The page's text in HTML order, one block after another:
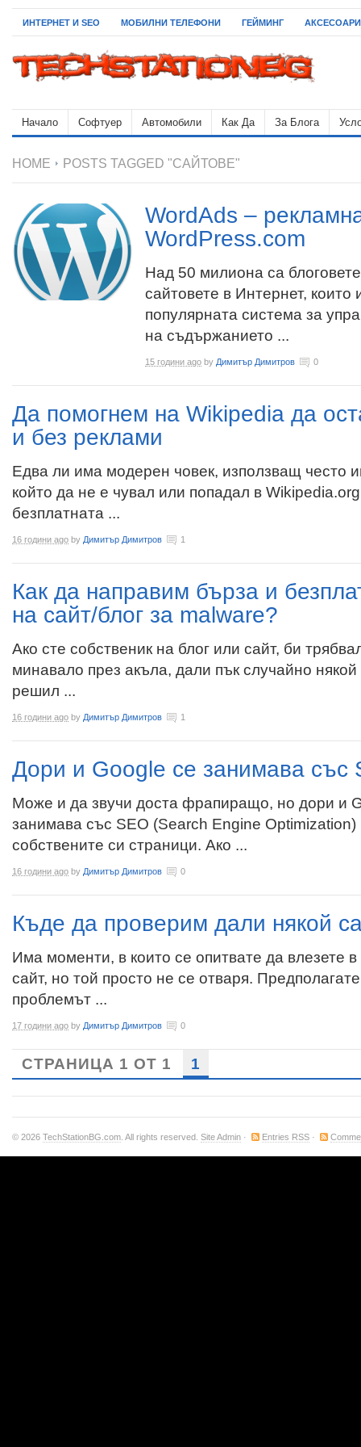
ИНТЕРНЕТ И SEO МОБИЛНИ ТЕЛЕФОНИ ГЕЙМИНГ АКСЕСОАРИ
Начало Софтуер Автомобили Как Да За Блога
HOME POSTS TAGGED "САЙТОВЕ"
WordAds –
WordPress.com
Над 50 милиона са
сайтовете в Интернет, които
популярната система за
на съдържанието ...
15 години ago by Димитър Димитров 0
Да помогнем на Wikipedia да
и без реклами
Едва ли има модерен човек, използващ често
който да не е чувал или попадал в
безплатната ...
16 години ago by Димитър Димитров 1
Как да направим бърза и
на сайт/блог за malware?
Ако сте собственик на блог или сайт, би
минавало през акъла, дали пък случайно някой
решил ...
16 години ago by Димитър Димитров 1
Дори и Google се занимава със
Може и да звучи доста фрапиращо, но дори и
занимава със SEO (Search Engine Optimization)
собствените си страници. Ако ...
16 години ago by Димитър Димитров 0
Къде да проверим дали някой
Има моменти, в които се опитвате да влезете в
сайт, но той просто не се отваря.
проблемът ...
17 години ago by Димитър Димитров 0
СТРАНИЦА 1 ОТ 1 1
© 2026 TechStationBG.com . All rights reserved. Site Admin · Entries RSS ·